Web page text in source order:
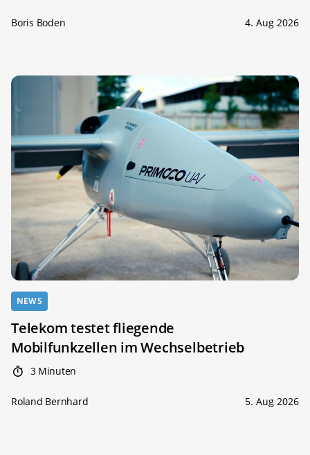
Boris Boden 4. Aug 2026
NEWS
Telekom testet fliegende
Mobilfunkzellen im Wechselbetrieb
3 Minuten
Roland Bernhard 5. Aug 2026